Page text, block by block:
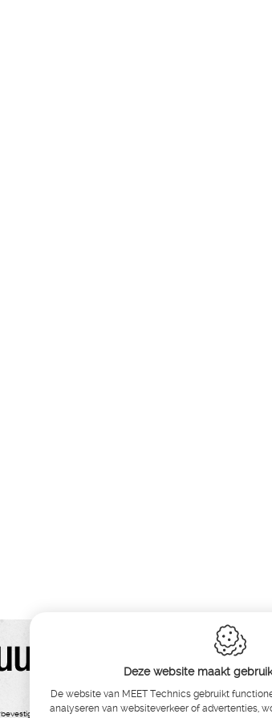
Deze website maakt
De website van MEET Technics gebruikt
analyseren van websiteverkeer of advertenties,